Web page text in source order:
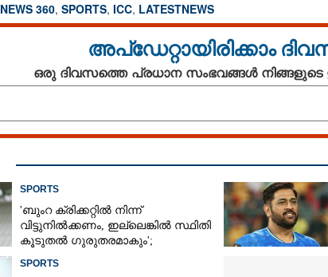
NEWS 360, SPORTS, ICC, LATESTNEWS
അപ്ഡേറ്റായിരിക്കാം
ഒരു ദിവസത്തെ പ്രധാന സംഭവങ്ങൾ
SPORTS
'ബുംറ ക്രിക്കറ്റിൽ നിന്ന്
വിട്ടുനിൽക്കണം, ഇല്ലെങ്കിൽ സ്ഥിതി
കൂടുതൽ ഗുരുതരമാകും';
SPORTS